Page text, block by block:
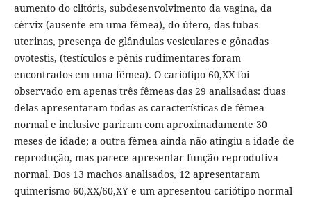
aumento do clitóris, subdesenvolvimento da vagina, da
cérvix (ausente em uma fêmea), do útero, das tubas
uterinas, presença de glândulas vesiculares e gônadas
ovotestis, (testículos e pênis rudimentares foram
encontrados em uma fêmea). O cariótipo 60,XX foi
observado em apenas três fêmeas das 29 analisadas: duas
delas apresentaram todas as características de fêmea
normal e inclusive pariram com aproximadamente 30
meses de idade; a outra fêmea ainda não atingiu a idade de
reprodução, mas parece apresentar função reprodutiva
normal. Dos 13 machos analisados, 12 apresentaram
quimerismo 60,XX/60,XY e um apresentou cariótipo normal